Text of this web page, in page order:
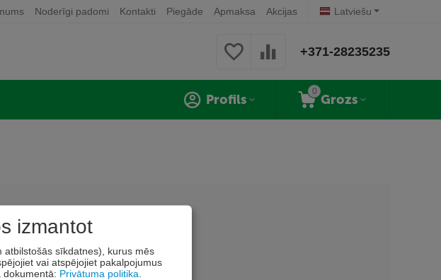
Latviešu
Noderīgi padomi Kontakti Piegāde Apmaksa Akcijas
+371-28235235
0
Grozs
Profils
Preces netika atrastas
Dzēst
izmantot
sīkdatnes), kurus mēs
vai atspējojiet pakalpojumus
dokumentā: Privātuma politika